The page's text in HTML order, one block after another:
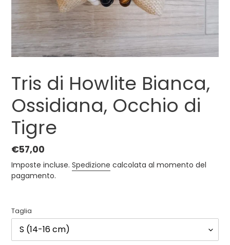
Tris di Howlite Bianca,
Ossidiana, Occhio di
Tigre
Prezzo
di
listino
€57,00
Imposte incluse. Spedizione calcolata al momento del
pagamento.
Taglia